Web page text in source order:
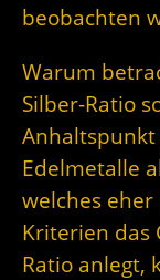
beobachten
Warum
Silber-Ratio
Anhaltspunkt
Edelmetalle
welches
Kriterien das
Ratio anlegt,